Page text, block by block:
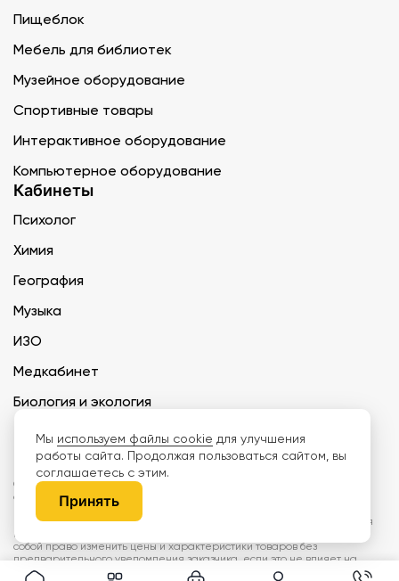
Пищеблок
Мебель для библиотек
Музейное оборудование
Спортивные товары
Интерактивное оборудование
Компьютерное оборудование
Кабинеты
Психолог
Химия
География
Музыка
ИЗО
Медкабинет
Биология и экология
Технология
ООО «Дети наше будущее» ИНН 6671165273 ОГРН 1216600030250 КПП
667101001 БИК 046577674
Информация на сайте не является публичной офертой. Изображения
могут отличаться от поставляемых товаров. Поставщик оставляет за
собой право изменить цены и характеристики товаров без
предварительного уведомления заказчика, если это не влияет на
качество поставляемой продукции. Мы используем cookie, чтобы делать
Мы используем файлы cookie для улучшения
работы сайта. Продолжая пользоваться сайтом, вы
соглашаетесь с этим.
Принять